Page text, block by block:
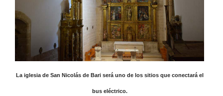
La iglesia de San Nicolás de Bari será uno de los sitios que conectará el
bus eléctrico.